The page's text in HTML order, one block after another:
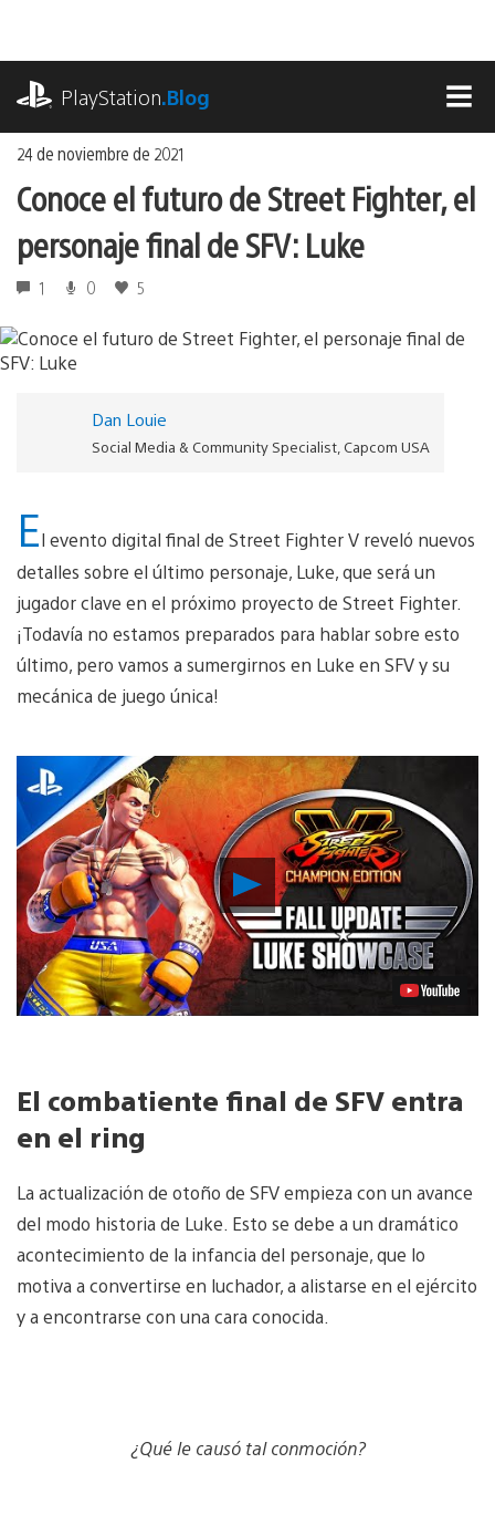
contenido
PlayStation.Blog
24 de noviembre de 2021
Conoce el futuro de Street Fighter, el
personaje final de SFV: Luke
1 0 5
Dan Louie
Social Media & Community Specialist, Capcom USA
El evento digital final de Street Fighter V reveló nuevos
detalles sobre el último personaje, Luke, que será un
jugador clave en el próximo proyecto de Street Fighter.
¡Todavía no estamos preparados para hablar sobre esto
último, pero vamos a sumergirnos en Luke en SFV y su
mecánica de juego única!
Reproducir
vídeo
El combatiente final de SFV entra
en el ring
La actualización de otoño de SFV empieza con un avance
del modo historia de Luke. Esto se debe a un dramático
acontecimiento de la infancia del personaje, que lo
motiva a convertirse en luchador, a alistarse en el ejército
y a encontrarse con una cara conocida.
¿Qué le causó tal conmoción?